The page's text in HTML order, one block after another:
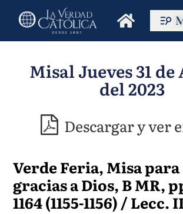
Misal Jueves 31 de
del 2023
Descargar y ver
Verde Feria, Misa
gracias a Dios, B MR,
1164 (1155-1156) / Lecc.